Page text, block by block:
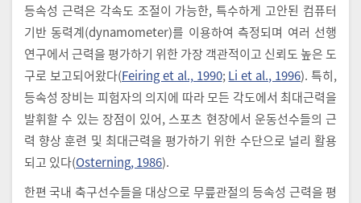
등속성 근력은 각속도 조절이 가능한, 특수하게 고안된 컴퓨터
기반 동력계(dynamometer)를 이용하여 측정되며 여러 선행
연구에서 근력을 평가하기 위한 가장 객관적이고 신뢰도 높은 도
구로 보고되어왔다(Feiring et al., 1990; Li et al., 1996). 특히,
등속성 장비는 피험자의 의지에 따라 모든 각도에서 최대근력을
발휘할 수 있는 장점이 있어, 스포츠 현장에서 운동선수들의 근
력 향상 훈련 및 최대근력을 평가하기 위한 수단으로 널리 활용
되고 있다(Osterning, 1986).
한편 국내 축구선수들을 대상으로 무릎관절의 등속성 근력을 평